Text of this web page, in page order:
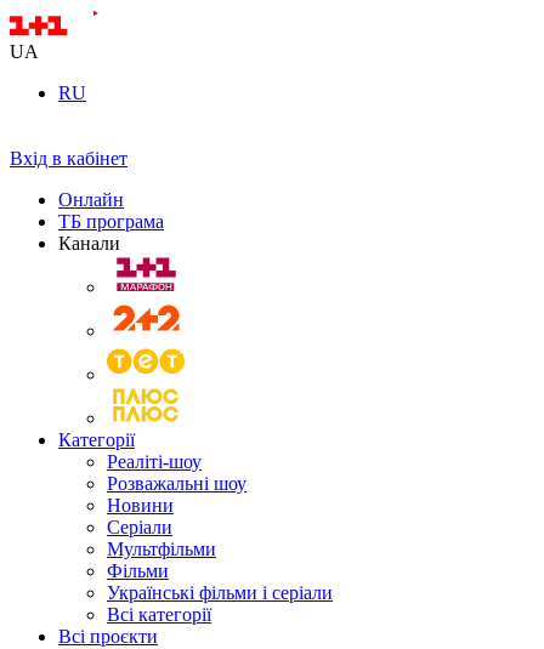
UA
RU
Вхід в кабінет
Онлайн
ТБ програма
Канали
Категорії
Реаліті-шоу
Розважальні шоу
Новини
Серіали
Мультфільми
Фільми
Українські фільми і серіали
Всі категорії
Всі проєкти